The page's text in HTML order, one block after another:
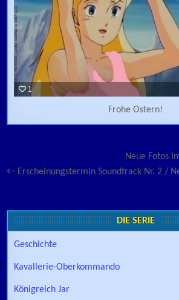
1
Frohe Ostern!
BeitragsnavigationNeue Fotos
← Erscheinungstermin Soundtrack Nr. 2 /
DIE SERIE
Geschichte
Kavallerie-Oberkommando
Königreich Jar